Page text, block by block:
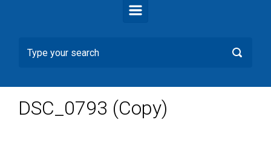
DSC_0793 (Copy)